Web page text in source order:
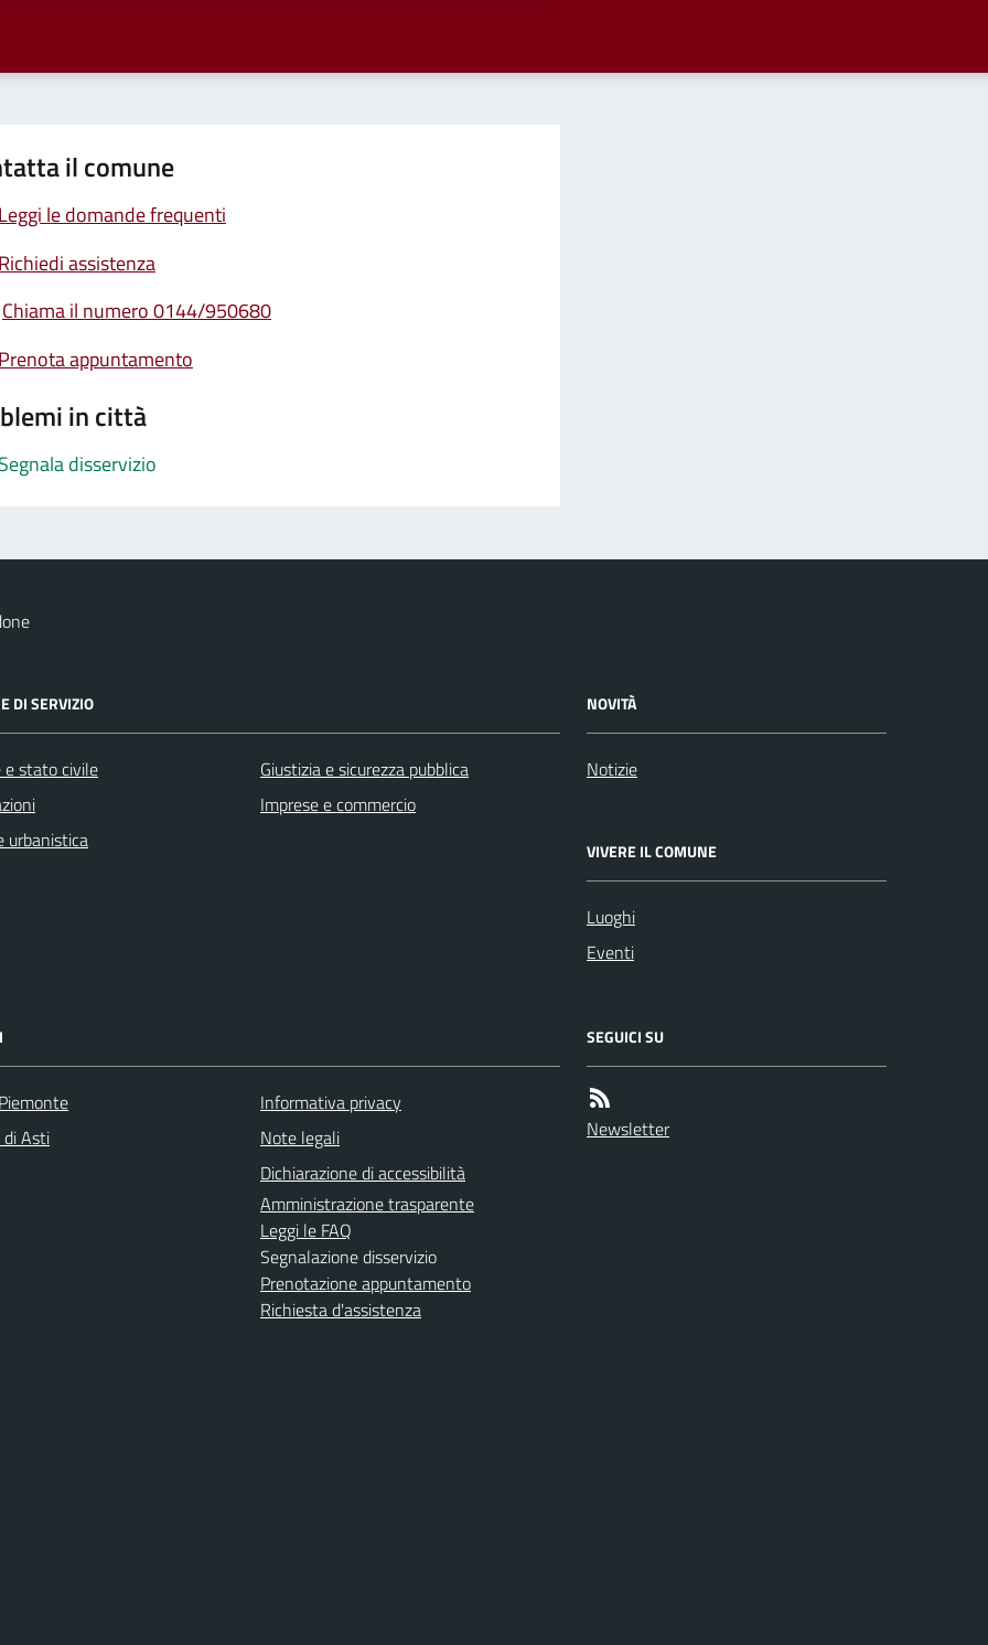
il comune
Leggi le domande frequenti
Richiedi assistenza
Chiama il numero 0144/950680
Prenota appuntamento
in città
Segnala disservizio
DI SERVIZIO
e stato civile
urbanistica
Giustizia e sicurezza pubblica
Imprese e commercio
NOVITÀ
Notizie
VIVERE IL COMUNE
Luoghi
Eventi
di Asti
Informativa privacy
Note legali
Dichiarazione di accessibilità
Amministrazione trasparente
Leggi le FAQ
Segnalazione disservizio
Prenotazione appuntamento
Richiesta d'assistenza
SEGUICI SU
Newsletter